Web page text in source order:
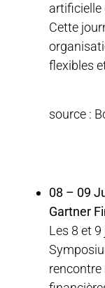
artificielle
Cette
flexibles
source :
08 – 09
Gartner
Les 8 et
rencontre